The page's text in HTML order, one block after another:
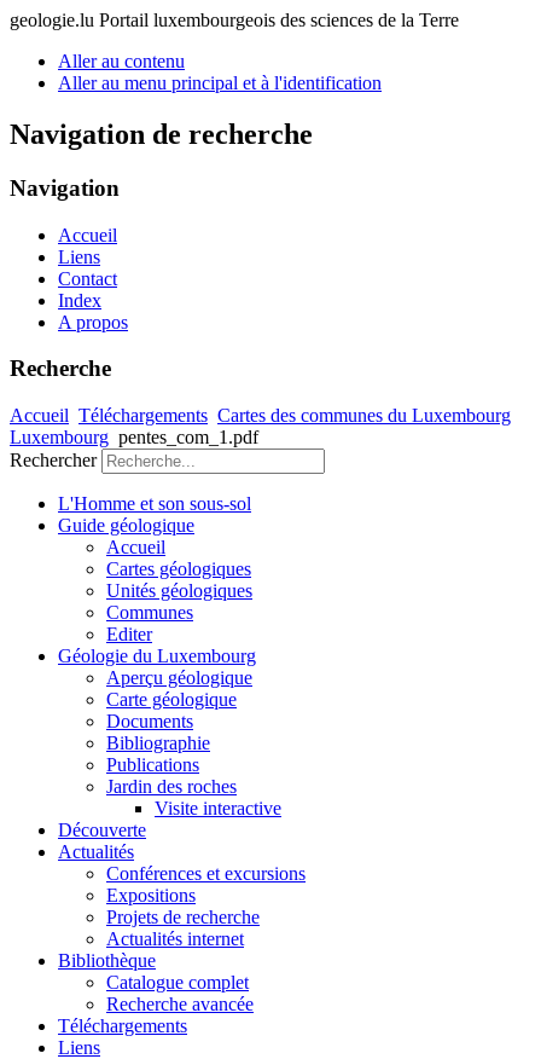
geologie.lu Portail luxembourgeois des sciences de la Terre
Aller au contenu
Aller au menu principal et à l'identification
Navigation de recherche
Navigation
Accueil
Liens
Contact
Index
A propos
Recherche
Accueil Téléchargements Cartes des communes du Luxembourg
Luxembourg pentes_com_1.pdf
Rechercher
L'Homme et son sous-sol
Guide géologique
Accueil
Cartes géologiques
Unités géologiques
Communes
Editer
Géologie du Luxembourg
Aperçu géologique
Carte géologique
Documents
Bibliographie
Publications
Jardin des roches
Visite interactive
Découverte
Actualités
Conférences et excursions
Expositions
Projets de recherche
Actualités internet
Bibliothèque
Catalogue complet
Recherche avancée
Téléchargements
Liens